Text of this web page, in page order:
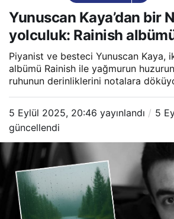
Yunuscan Kaya’dan bir
yolculuk: Rainish
Piyanist ve besteci Yunuscan Kaya,
albümü Rainish ile yağmurun
ruhunun derinliklerini notalara
5 Eylül 2025, 20:46 yayınlandı
5
güncellendi